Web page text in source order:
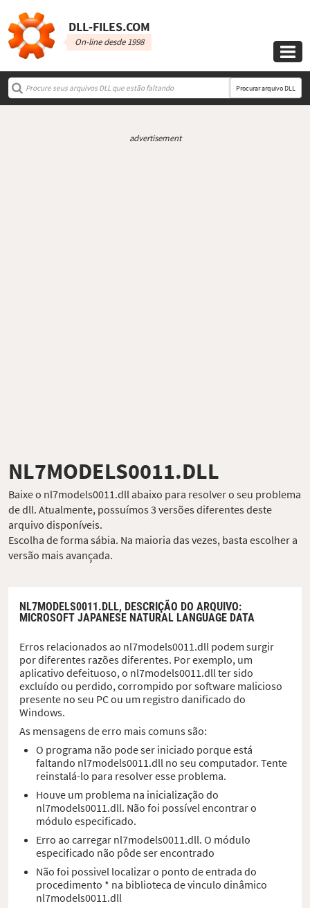
DLL‑FILES.COM
On-line desde 1998

Procurar arquivo DLL
advertisement
NL7MODELS0011.DLL
Baixe o nl7models0011.dll abaixo para resolver o seu problema
de dll. Atualmente, possuímos 3 versões diferentes deste
arquivo disponíveis.
Escolha de forma sábia. Na maioria das vezes, basta escolher a
versão mais avançada.
NL7MODELS0011.DLL, DESCRIÇÃO DO ARQUIVO:
MICROSOFT JAPANESE NATURAL LANGUAGE DATA
Erros relacionados ao nl7models0011.dll podem surgir
por diferentes razões diferentes. Por exemplo, um
aplicativo defeituoso, o nl7models0011.dll ter sido
excluído ou perdido, corrompido por software malicioso
presente no seu PC ou um registro danificado do
Windows.
As mensagens de erro mais comuns são:
O programa não pode ser iniciado porque está
faltando nl7models0011.dll no seu computador. Tente
reinstalá-lo para resolver esse problema.
Houve um problema na inicialização do
nl7models0011.dll. Não foi possível encontrar o
módulo especificado.
Erro ao carregar nl7models0011.dll. O módulo
especificado não pôde ser encontrado
Não foi possivel localizar o ponto de entrada do
procedimento * na biblioteca de vinculo dinâmico
nl7models0011.dll